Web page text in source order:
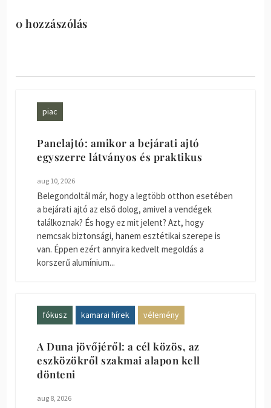
0 hozzászólás
piac
Panelajtó: amikor a bejárati ajtó
egyszerre látványos és praktikus
aug 10, 2026
Belegondoltál már, hogy a legtöbb otthon esetében
a bejárati ajtó az első dolog, amivel a vendégek
találkoznak? És hogy ez mit jelent? Azt, hogy
nemcsak biztonsági, hanem esztétikai szerepe is
van. Éppen ezért annyira kedvelt megoldás a
korszerű alumínium...
fókusz kamarai hírek vélemény
A Duna jövőjéről: a cél közös, az
eszközökről szakmai alapon kell
dönteni
aug 8, 2026